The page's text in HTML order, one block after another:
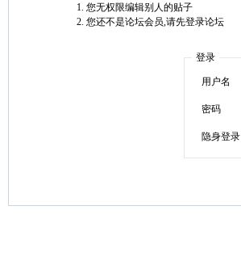
您无权限编辑别人的贴子
您还不是论坛会员,请先登录论坛
登录
用户名
密码
隐身登录